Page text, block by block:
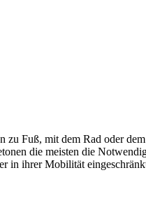
Fuß, mit dem Rad oder
die meisten die
ihrer Mobilität